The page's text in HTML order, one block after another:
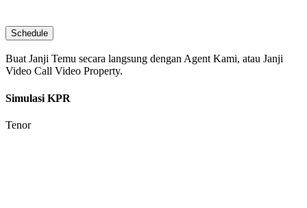
Buat Janji Temu secara langsung dengan Agent Kami, atau Janji
Video Call Video Property.
Simulasi KPR
Tenor